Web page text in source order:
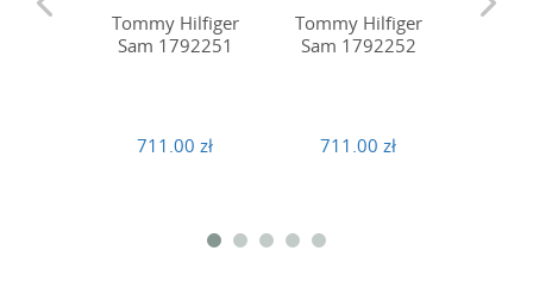
Tommy Hilfiger
Sam 1792251
711.00 zł
Tommy Hilfiger
Sam 1792252
711.00 zł